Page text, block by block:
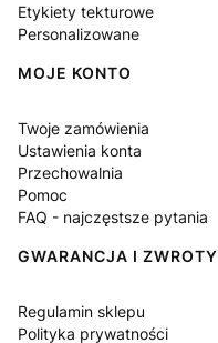
Etykiety tekturowe
Personalizowane
MOJE KONTO
Twoje zamówienia
Ustawienia konta
Przechowalnia
Pomoc
FAQ - najczęstsze pytania
GWARANCJA I ZWROTY
Regulamin sklepu
Polityka prywatności